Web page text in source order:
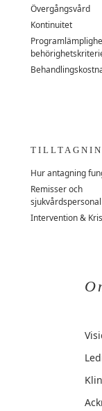
Övergångsvård
Kontinuitet
Hur antagning
Remisser och
sjukvårdspersonal
Intervention &